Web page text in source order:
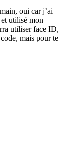
oui car j’ai
utilisé mon
utiliser face ID,
mais pour te